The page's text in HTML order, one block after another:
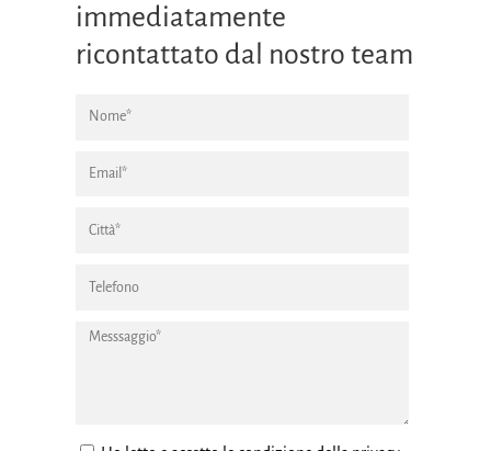
immediatamente
ricontattato dal nostro team